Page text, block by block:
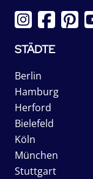
STÄDTE
Berlin
Hamburg
Herford
Bielefeld
Köln
München
Stuttgart